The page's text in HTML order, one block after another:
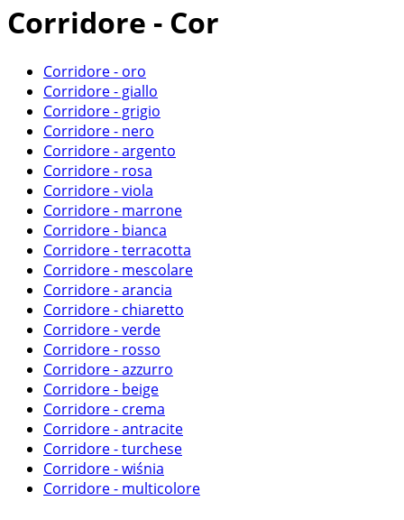
Corridore - Cor
Corridore - oro
Corridore - giallo
Corridore - grigio
Corridore - nero
Corridore - argento
Corridore - rosa
Corridore - viola
Corridore - marrone
Corridore - bianca
Corridore - terracotta
Corridore - mescolare
Corridore - arancia
Corridore - chiaretto
Corridore - verde
Corridore - rosso
Corridore - azzurro
Corridore - beige
Corridore - crema
Corridore - antracite
Corridore - turchese
Corridore - wiśnia
Corridore - multicolore